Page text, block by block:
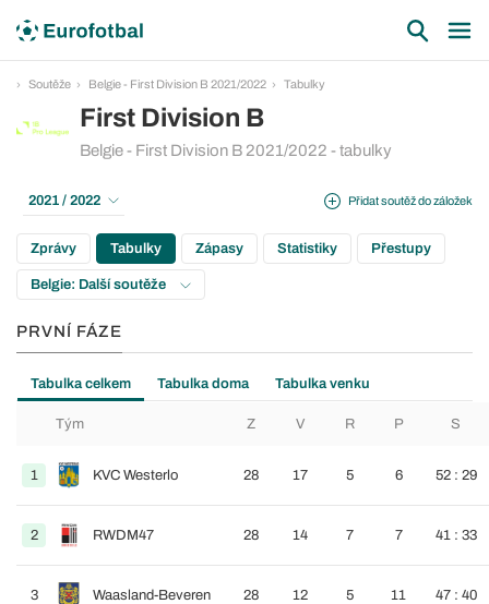
Soutěže Belgie - First Division B 2021/2022 Tabulky
First Division B
Belgie - First Division B 2021/2022 - tabulky
Přidat soutěž do záložek
2021 / 2022
Zprávy Tabulky Zápasy Statistiky Přestupy
Belgie: Další soutěže
PRVNÍ FÁZE
Tabulka celkem Tabulka doma Tabulka venku
Tým Z V R P S
1 KVC Westerlo 28 17 5 6 52 : 29
2 RWDM47 28 14 7 7 41 : 33
3 Waasland-Beveren 28 12 5 11 47 : 40